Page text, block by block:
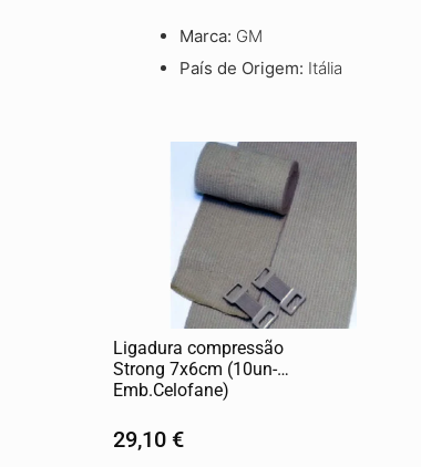
Marca: GM
País de Origem: Itália
Ligadura compressão
Strong 7x6cm (10un-
Emb.Celofane)
29,10 €